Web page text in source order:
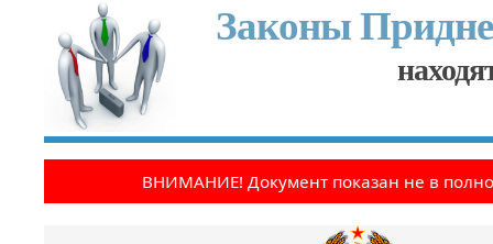
Законы
ВНИМАНИЕ! Документ показан не в